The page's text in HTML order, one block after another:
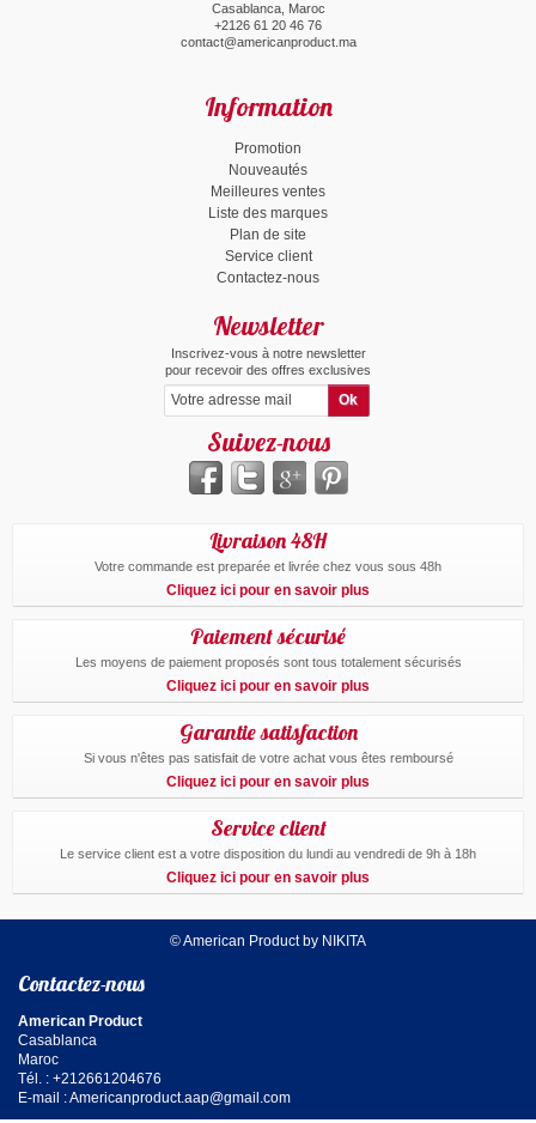
Casablanca, Maroc
+2126 61 20 46 76
contact@americanproduct.ma
Information
Promotion
Nouveautés
Meilleures ventes
Liste des marques
Plan de site
Service client
Contactez-nous
Newsletter
Inscrivez-vous à notre newsletter
pour recevoir des offres exclusives
Suivez-nous
Livraison 48H
Votre commande est preparée et livrée chez vous sous 48h
Cliquez ici pour en savoir plus
Paiement sécurisé
Les moyens de paiement proposés sont tous totalement sécurisés
Cliquez ici pour en savoir plus
Garantie satisfaction
Si vous n'êtes pas satisfait de votre achat vous êtes remboursé
Cliquez ici pour en savoir plus
Service client
Le service client est a votre disposition du lundi au vendredi de 9h à 18h
Cliquez ici pour en savoir plus
© American Product by NIKITA
Contactez-nous
American Product
Casablanca
Maroc
Tél. : +212661204676
E-mail :Americanproduct.aap@gmail.com